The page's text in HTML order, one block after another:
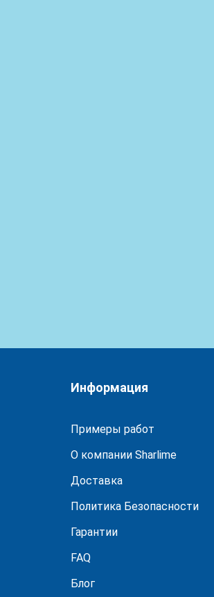
Информация
Примеры работ
О компании Sharlime
Доставка
Политика Безопасности
Гарантии
FAQ
Блог